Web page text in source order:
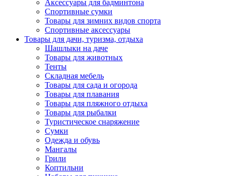
Аксессуары для бадминтона
Спортивные сумки
Товары для зимних видов спорта
Спортивные аксессуары
Товары для дачи, туризма, отдыха
Шашлыки на даче
Товары для животных
Тенты
Складная мебель
Товары для сада и огорода
Товары для плавания
Товары для пляжного отдыха
Товары для рыбалки
Туристическое снаряжение
Сумки
Одежда и обувь
Мангалы
Грили
Коптильни